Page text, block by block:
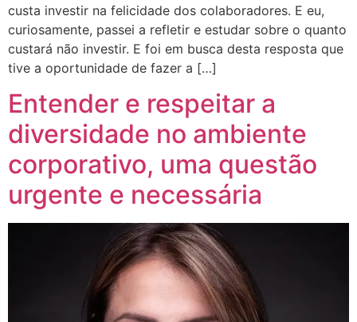
custa investir na felicidade dos colaboradores. E eu,
curiosamente, passei a refletir e estudar sobre o quanto
custará não investir. E foi em busca desta resposta que
tive a oportunidade de fazer a […]
Entender e respeitar a
diversidade no ambiente
corporativo, uma questão
urgente e necessária